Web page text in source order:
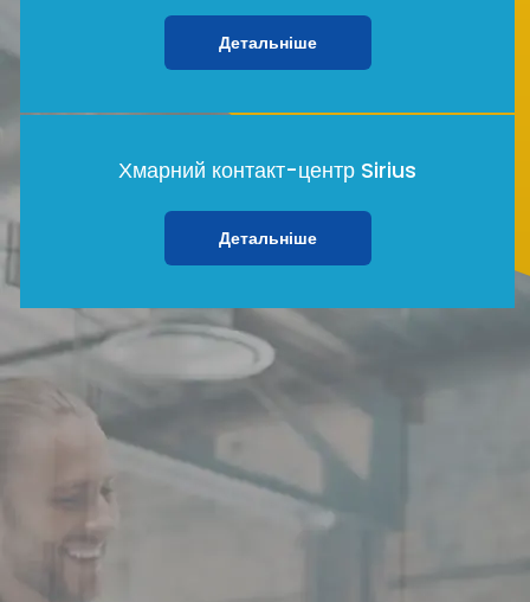
Детальніше
Хмарний контакт-центр Sirius
Детальніше